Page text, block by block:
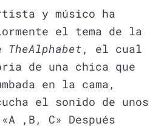
y músico ha
el tema de la
TheAlphabet , el cual
de una chica que
en la cama,
el sonido de unos
,B, C» Después